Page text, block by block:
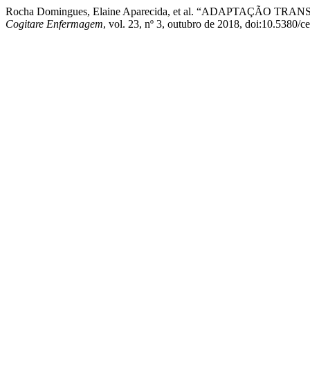
Rocha Domingues, Elaine Aparecida, et al. “ADAPTAÇÃO
Cogitare Enfermagem, vol. 23, nº 3, outubro de 2018, doi:10.5380/